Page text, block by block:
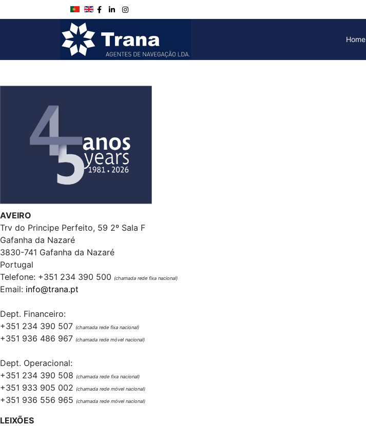
Home
AVEIRO
Trv do Principe Perfeito, 59 2º Sala F
Gafanha da Nazaré
3830-741 Gafanha da Nazaré
Portugal
Telefone: +351 234 390 500
(chamada rede fixa nacional)
Email: info@trana.pt
Dept. Financeiro:
+351 234 390 507 (chamada rede fixa nacional)
+351 936 486 967 (chamada rede móvel nacional)
Dept. Operacional:
+351 234 390 508
(chamada rede fixa nacional)
+351 933 905 002 (chamada rede móvel nacional)
+351 936 556 965 (chamada rede móvel nacional)
LEIXÕES